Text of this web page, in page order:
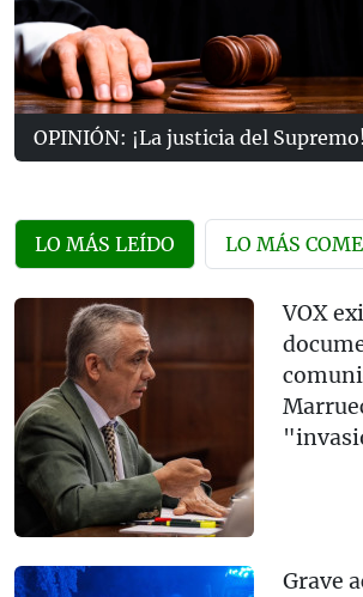
OPINIÓN: ¡La justicia del
LO MÁS LEÍDO LO MÁS
VOX
Grave